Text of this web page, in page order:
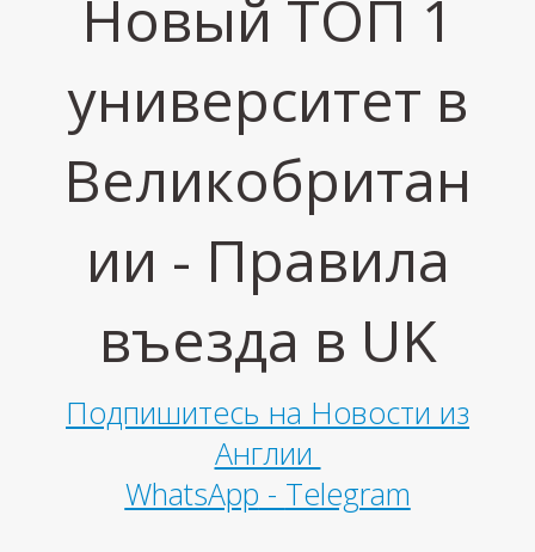
М
Новый ТОП 1
университет в
Великобритан
ии - Правила
въезда в UK
Подпишитесь на Новости из
Англии
WhatsApp - Telegram